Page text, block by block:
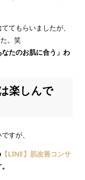
てもらいましたが、
。笑
たのお肌に合う」わ
楽しんで
すが、
【LINE】肌改善コンサ